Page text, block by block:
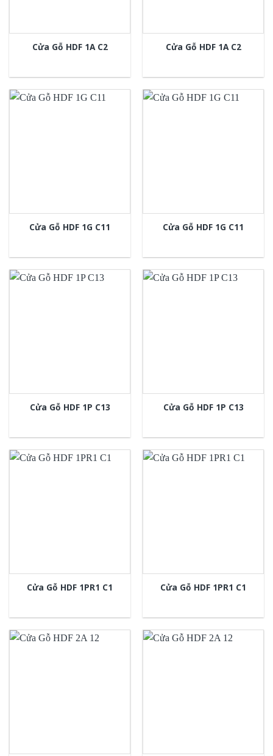
Cửa Gỗ HDF 1A C2 Cửa Gỗ HDF 1A C2
Cửa Gỗ HDF 1G C11 Cửa Gỗ HDF 1G C11
Cửa Gỗ HDF 1P C13 Cửa Gỗ HDF 1P C13
Cửa Gỗ HDF 1PR1 C1 Cửa Gỗ HDF 1PR1 C1